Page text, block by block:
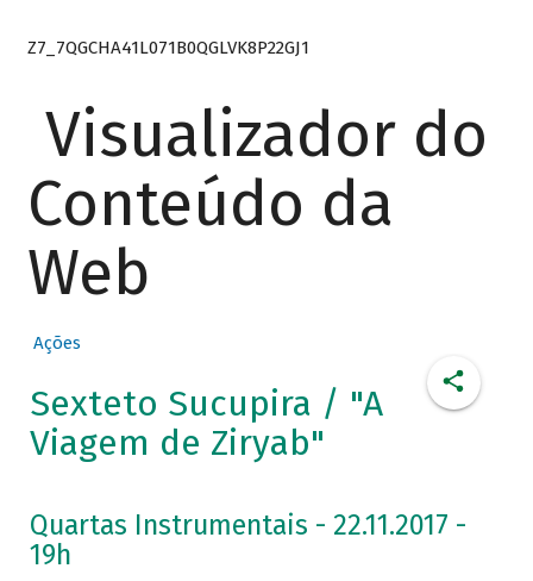
Z7_7QGCHA41L071B0QGLVK8P22GJ1
Visualizador do
Conteúdo da
Web
Ações
Sexteto Sucupira / "A
Viagem de Ziryab"
Quartas Instrumentais - 22.11.2017 -
19h